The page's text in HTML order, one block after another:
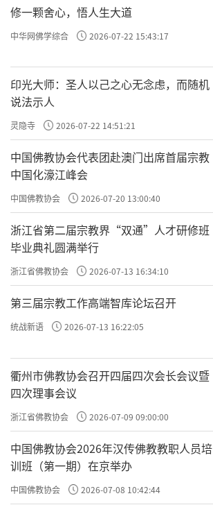
修一颗舍心，悟人生大道
中华网佛学综合 2026-07-22 15:43:17
印光大师：圣人以己之心无念虑，而随机
说法示人
灵隐寺 2026-07-22 14:51:21
中国佛教协会代表团赴澳门出席首届宗教
中国化濠江峰会
中国佛教协会 2026-07-20 13:00:40
浙江省第二届宗教界“双通”人才研修班
毕业典礼圆满举行
浙江省佛教协会 2026-07-13 16:34:10
第三届宗教工作高端智库论坛召开
统战新语 2026-07-13 16:22:05
衢州市佛教协会召开四届四次会长会议暨
四次理事会议
浙江省佛教协会 2026-07-09 09:00:00
中国佛教协会2026年汉传佛教教职人员培
训班（第一期）在京举办
中国佛教协会 2026-07-08 10:42:44